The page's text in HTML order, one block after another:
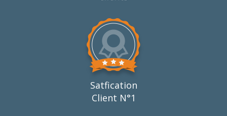
Satfication
Client N°1